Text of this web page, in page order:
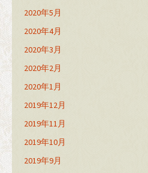
2020年5月
2020年4月
2020年3月
2020年2月
2020年1月
2019年12月
2019年11月
2019年10月
2019年9月